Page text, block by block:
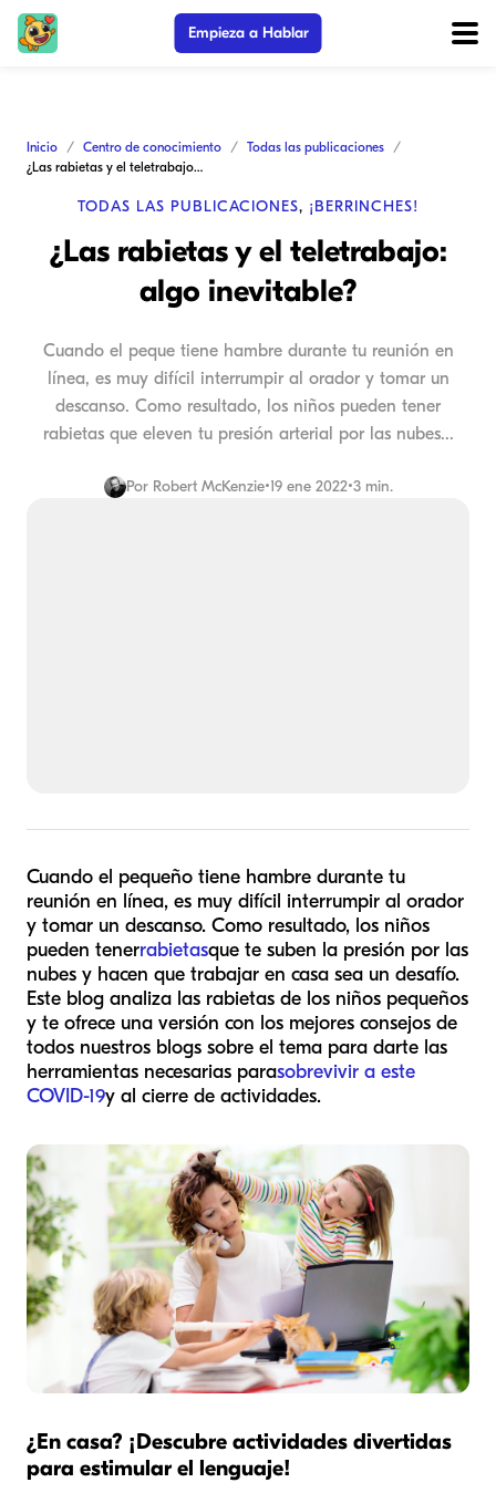
Empieza a Hablar
Inicio Centro de conocimiento
Todas las publicaciones
¿Las rabietas y el teletrabajo: algo inevitable?
TODAS LAS PUBLICACIONES, ¡BERRINCHES!
¿Las rabietas y el teletrabajo:
algo inevitable?
Cuando el peque tiene hambre durante tu reunión en
línea, es muy difícil interrumpir al orador y tomar un
descanso. Como resultado, los niños pueden tener
rabietas que eleven tu presión arterial por las nubes...
Por Robert McKenzie•19 ene 2022•3 min.
Cuando el pequeño tiene hambre durante tu
reunión en línea, es muy difícil interrumpir al orador
y tomar un descanso. Como resultado, los niños
pueden tenerrabietasque te suben la presión por las
nubes y hacen que trabajar en casa sea un desafío.
Este blog analiza las rabietas de los niños pequeños
y te ofrece una versión con los mejores consejos de
todos nuestros blogs sobre el tema para darte las
herramientas necesarias parasobrevivir a este
COVID-19y al cierre de actividades.
¿En casa? ¡Descubre actividades divertidas
para estimular el lenguaje!